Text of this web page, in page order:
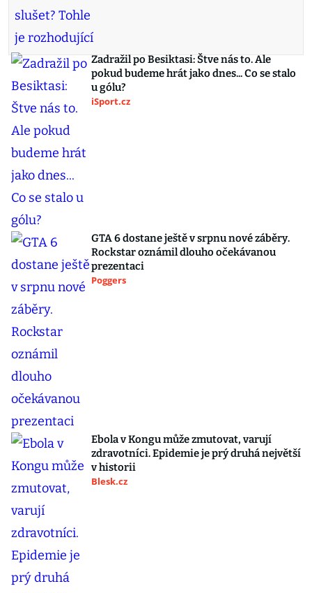
Zadražil po Besiktasi: Štve nás to. Ale
pokud budeme hrát jako dnes... Co se stalo
u gólu?
iSport.cz
GTA 6 dostane ještě v srpnu nové záběry.
Rockstar oznámil dlouho očekávanou
prezentaci
Poggers
Ebola v Kongu může zmutovat, varují
zdravotníci. Epidemie je prý druhá největší
v historii
Blesk.cz